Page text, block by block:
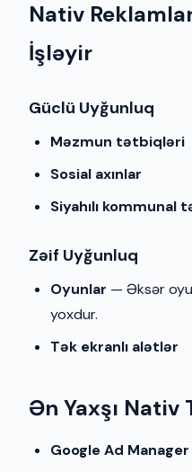
Nativ
İşləyir
Güclü Uyğunluq
Məzmun tətbiqləri
Sosial axınlar
Siyahılı kommunal
Zəif Uyğunluq
Oyunlar — Əksər
yoxdur.
Tək ekranlı alətlər
Ən Yaxşı
Google Ad